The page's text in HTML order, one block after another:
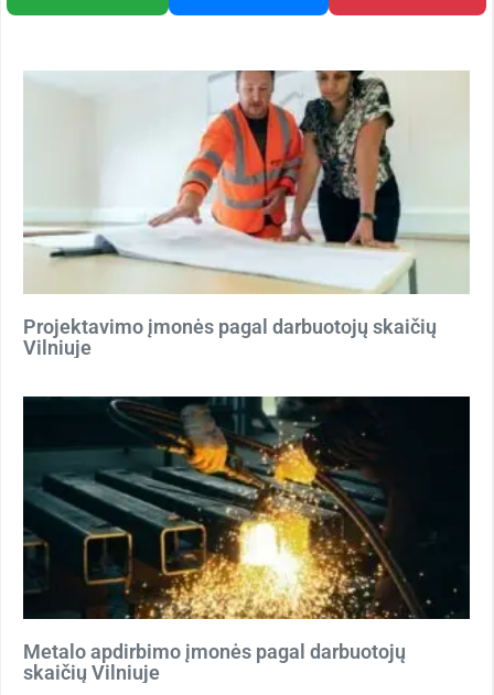
Projektavimo įmonės pagal darbuotojų skaičių
Vilniuje
Metalo apdirbimo įmonės pagal darbuotojų
skaičių Vilniuje